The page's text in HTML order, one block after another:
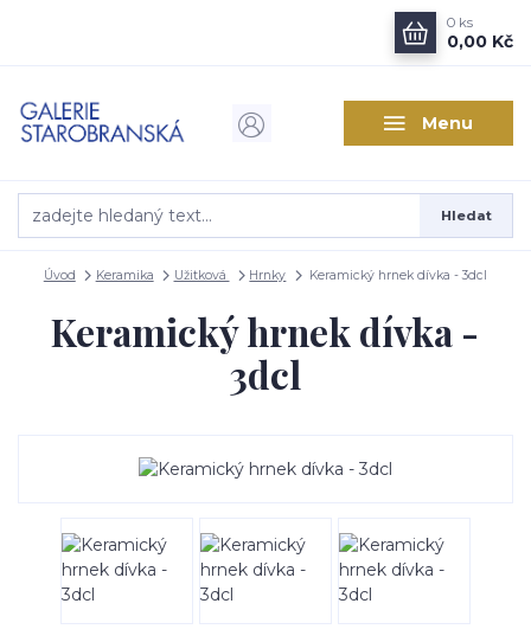
Menu
Hledat
0 ks
0,00 Kč
Úvod Keramika Užitková Hrnky Keramický hrnek dívka - 3dcl
Keramický hrnek dívka -
3dcl